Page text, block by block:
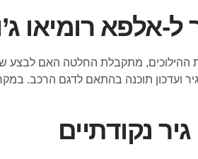
אלפא רומיאו
מתקבלת החלטה האם לבצע
ועדכון תוכנה בהתאם לדגם הרכב.
נקודתיים